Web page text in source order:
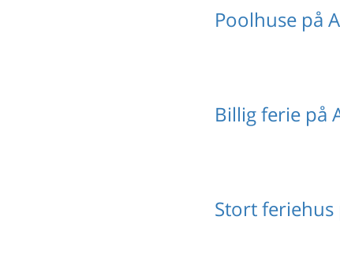
Poolhuse på
Billig ferie på
Stort feriehus